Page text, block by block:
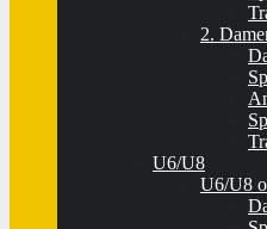
2.
U6/U8
U6/U8